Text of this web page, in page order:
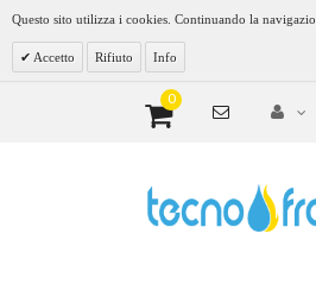
Questo sito utilizza i cookies. Continuando la
Accetto Rifiuto Info
0